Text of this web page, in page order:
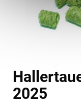
2025